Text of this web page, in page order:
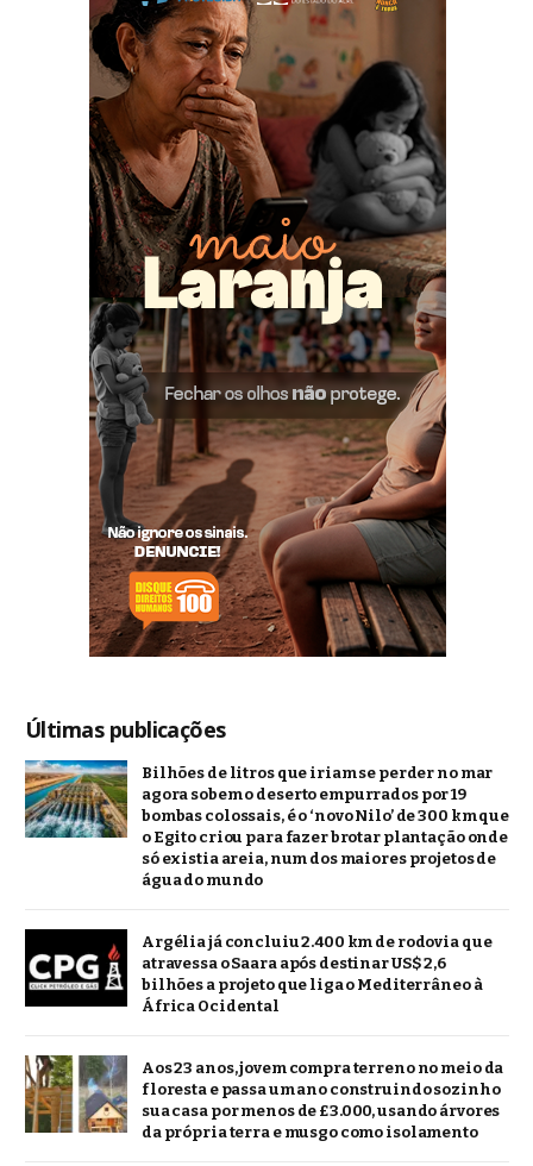
Últimas publicações
Bilhões de litros que iriam se perder no mar
agora sobem o deserto empurrados por 19
bombas colossais, é o ‘novo Nilo’ de 300 km que
o Egito criou para fazer brotar plantação onde
só existia areia, num dos maiores projetos de
água do mundo
Argélia já concluiu 2.400 km de rodovia que
atravessa o Saara após destinar US$ 2,6
bilhões a projeto que liga o Mediterrâneo à
África Ocidental
Aos 23 anos, jovem compra terreno no meio da
floresta e passa um ano construindo sozinho
sua casa por menos de £3.000, usando árvores
da própria terra e musgo como isolamento